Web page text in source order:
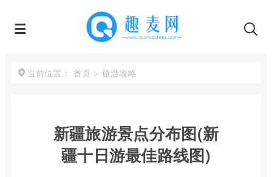
当前位置： 首页 > 旅游攻略
新疆旅游景点分布图(新
疆十日游最佳路线图)